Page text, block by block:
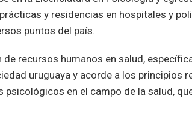
y residencias en hospitales y
puntos del país.
recursos humanos en salud,
uruguaya y acorde a los principios
psicológicos en el campo de la salud,